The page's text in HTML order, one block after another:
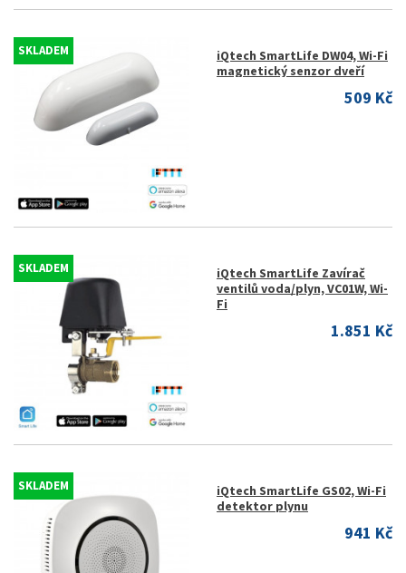
SKLADEM
iQtech SmartLife DW04, Wi-Fi
magnetický senzor dveří
509 Kč
SKLADEM
iQtech SmartLife Zavírač
ventilů voda/plyn, VC01W, Wi-
Fi
1.851 Kč
SKLADEM
iQtech SmartLife GS02, Wi-Fi
detektor plynu
941 Kč